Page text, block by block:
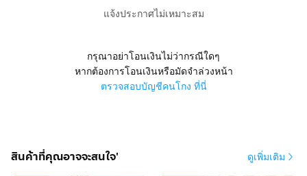
แจ้งประกาศไม่เหมาะสม
กรุณาอย่าโอนเงินไม่ว่ากรณีใดๆ
หากต้องการโอนเงินหรือมัดจำล่วงหน้า
ตรวจสอบบัญชีคนโกง ที่นี่
สินค้าที่คุณอาจจะสนใจ' ดูเพิ่มเติม